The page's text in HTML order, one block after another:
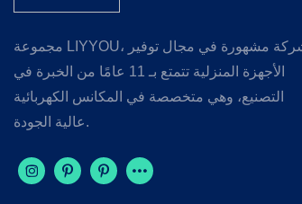
مجموعة LIYYOU، شركة مشهورة في مجال توفير
الأجهزة المنزلية تتمتع بـ 11 عامًا من الخبرة في
التصنيع، وهي متخصصة في المكانس الكهربائية
عالية الجودة.